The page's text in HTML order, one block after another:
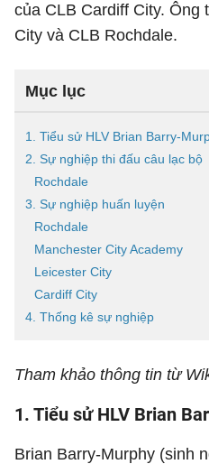
của CLB Cardiff City. Ông
City và CLB Rochdale.
Mục lục
1. Tiểu sử HLV Brian Barry-
2. Sự nghiệp thi đấu câu lạc bộ
Rochdale
3. Sự nghiệp huấn luyện
Rochdale
Manchester City Academy
Leicester City
Cardiff City
4. Thống kê sự nghiệp
Tham khảo thông tin từ
1. Tiểu sử HLV Brian
Brian Barry-Murphy (sinh